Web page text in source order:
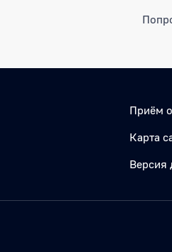
Приём
Карта
Версия